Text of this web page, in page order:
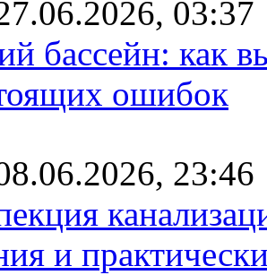
03:37
бассейн: как
ошибок
23:46
и